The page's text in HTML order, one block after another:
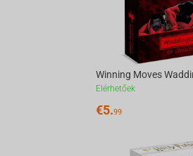
Elérhetőek
€5.99